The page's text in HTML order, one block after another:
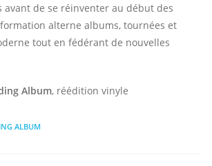
avant de se réinventer au début des
alterne albums, tournées et
tout en fédérant de nouvelles
Album, réédition vinyle
ALBUM